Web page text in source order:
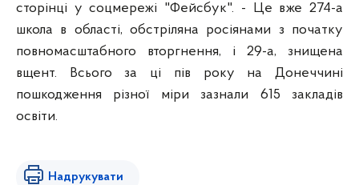
сторінці у соцмережі "Фейсбук". - Це вже 274-а
школа в області, обстріляна росіянами з початку
повномасштабного вторгнення, і 29-а, знищена
вщент. Всього за ці пів року на Донеччині
пошкодження різної міри зазнали 615 закладів
освіти.
Надрукувати